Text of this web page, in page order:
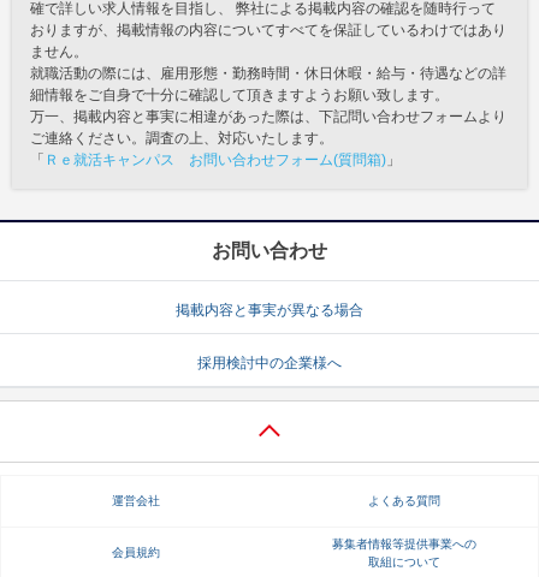
確で詳しい求人情報を目指し、 弊社による掲載内容の確認を随時行って
おりますが、掲載情報の内容についてすべてを保証しているわけではあり
ません。
就職活動の際には、雇用形態・勤務時間・休日休暇・給与・待遇などの詳
細情報をご自身で十分に確認して頂きますようお願い致します。
万一、掲載内容と事実に相違があった際は、下記問い合わせフォームより
ご連絡ください。調査の上、対応いたします。
「 Ｒｅ就活キャンパス お問い合わせフォーム(質問箱) 」
お問い合わせ
掲載内容と事実が異なる場合
採用検討中の企業様へ
運営会社 よくある質問
会員規約
募集者情報等提供事業への
取組について